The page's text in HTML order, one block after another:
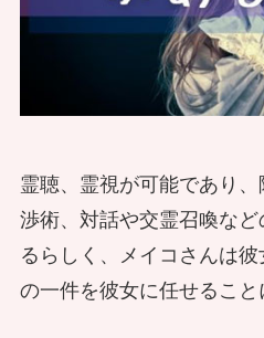
霊聴、霊視が可能であり
渉術、対話や交霊召喚な
るらしく、メイコさんは
の一件を彼女に任せること